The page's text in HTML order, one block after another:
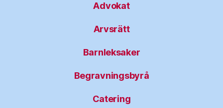
Advokat
Arvsrätt
Barnleksaker
Begravningsbyrå
Catering